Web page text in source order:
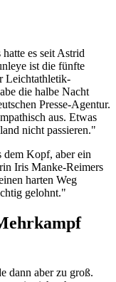
es seit Astrid
ist die fünfte
Leichtathletik-
die halbe Nacht
Presse-Agentur.
aus. Etwas
nicht passieren."
dem Kopf, aber ein
Iris Manke-Reimers
harten Weg
gelohnt."
dann aber zu groß.